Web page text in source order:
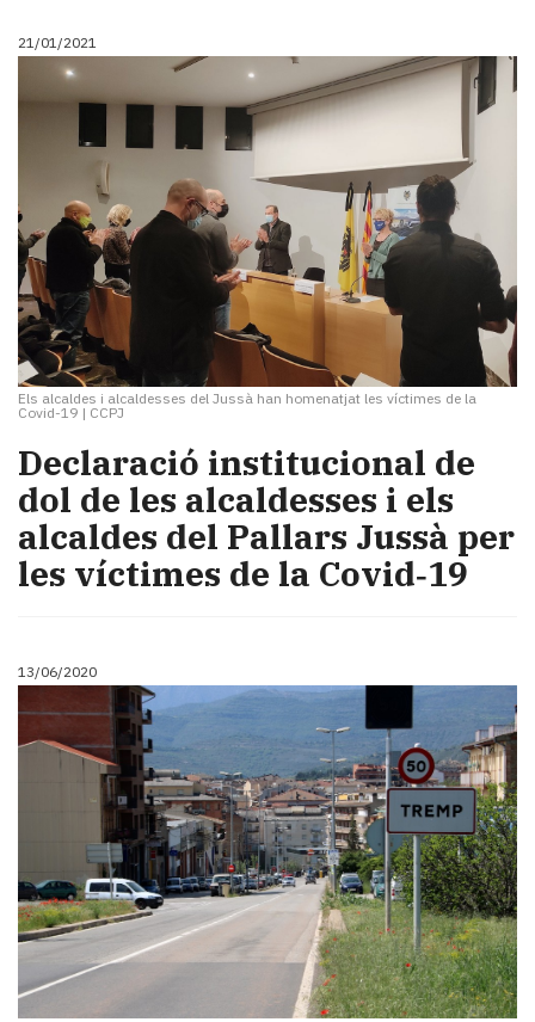
21/01/2021
Els alcaldes i alcaldesses del Jussà han homenatjat les víctimes de la
Covid-19 | CCPJ
Declaració institucional de
dol de les alcaldesses i els
alcaldes del Pallars Jussà per
les víctimes de la Covid‑19
13/06/2020